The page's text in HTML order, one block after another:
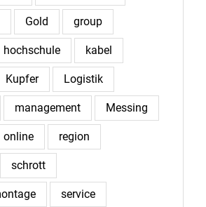
Gold group
hochschule kabel
Kupfer Logistik
management Messing
online region
schrott
service